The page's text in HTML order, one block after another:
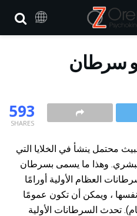
سرطان
593
SHARES
محتمل ينشأ في الخلايا التي
وهذا ما يسمى بسرطان
العظام الأولية أورامًا
، ويمكن أن تكون عمومًا
تحدث السرطانات الأولية